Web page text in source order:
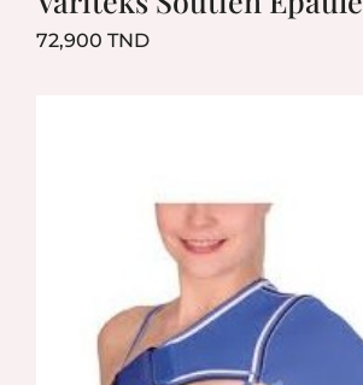
72,900 TNDPrix